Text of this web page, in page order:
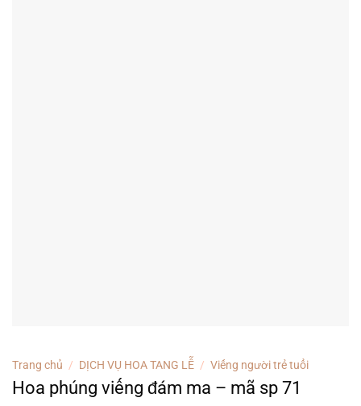
Trang chủ / DỊCH VỤ HOA TANG LỄ / Viếng người trẻ tuổi
Hoa phúng viếng đám ma – mã sp 71